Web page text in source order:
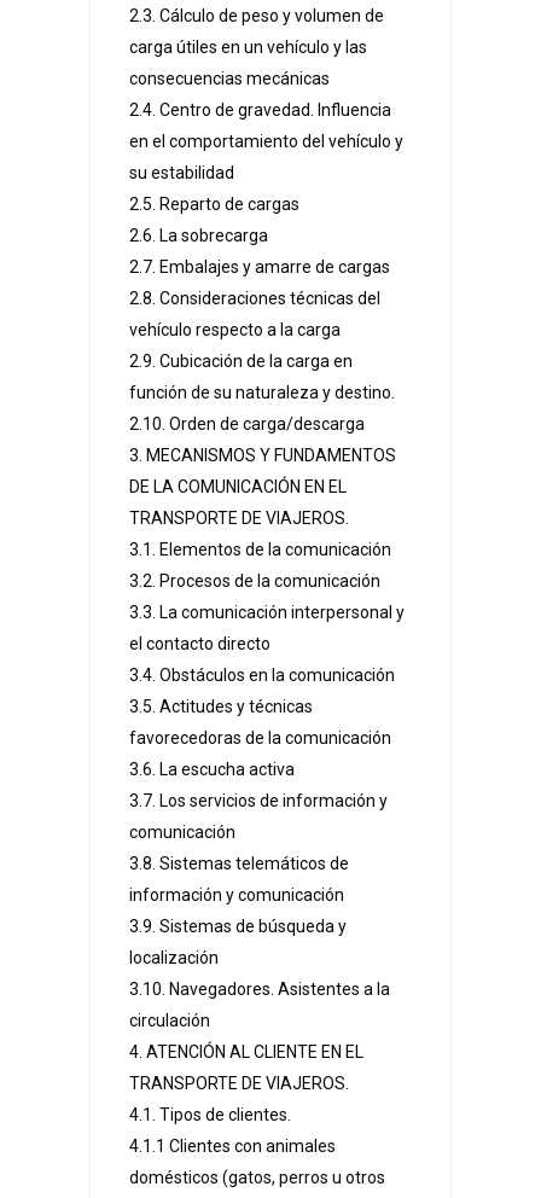
2.3. Cálculo de peso y volumen de
carga útiles en un vehículo y las
consecuencias mecánicas
2.4. Centro de gravedad. Influencia
en el comportamiento del vehículo y
su estabilidad
2.5. Reparto de cargas
2.6. La sobrecarga
2.7. Embalajes y amarre de cargas
2.8. Consideraciones técnicas del
vehículo respecto a la carga
2.9. Cubicación de la carga en
función de su naturaleza y destino.
2.10. Orden de carga/descarga
3. MECANISMOS Y FUNDAMENTOS
DE LA COMUNICACIÓN EN EL
TRANSPORTE DE VIAJEROS.
3.1. Elementos de la comunicación
3.2. Procesos de la comunicación
3.3. La comunicación interpersonal y
el contacto directo
3.4. Obstáculos en la comunicación
3.5. Actitudes y técnicas
favorecedoras de la comunicación
3.6. La escucha activa
3.7. Los servicios de información y
comunicación
3.8. Sistemas telemáticos de
información y comunicación
3.9. Sistemas de búsqueda y
localización
3.10. Navegadores. Asistentes a la
circulación
4. ATENCIÓN AL CLIENTE EN EL
TRANSPORTE DE VIAJEROS.
4.1. Tipos de clientes.
4.1.1 Clientes con animales
domésticos (gatos, perros u otros